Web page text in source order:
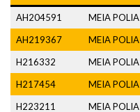
AH204591 MEIA POLIA
AH219367
MEIA POLIA
H216332
MEIA POLIA
H217454
MEIA POLIA
H223211
MEIA POLIA